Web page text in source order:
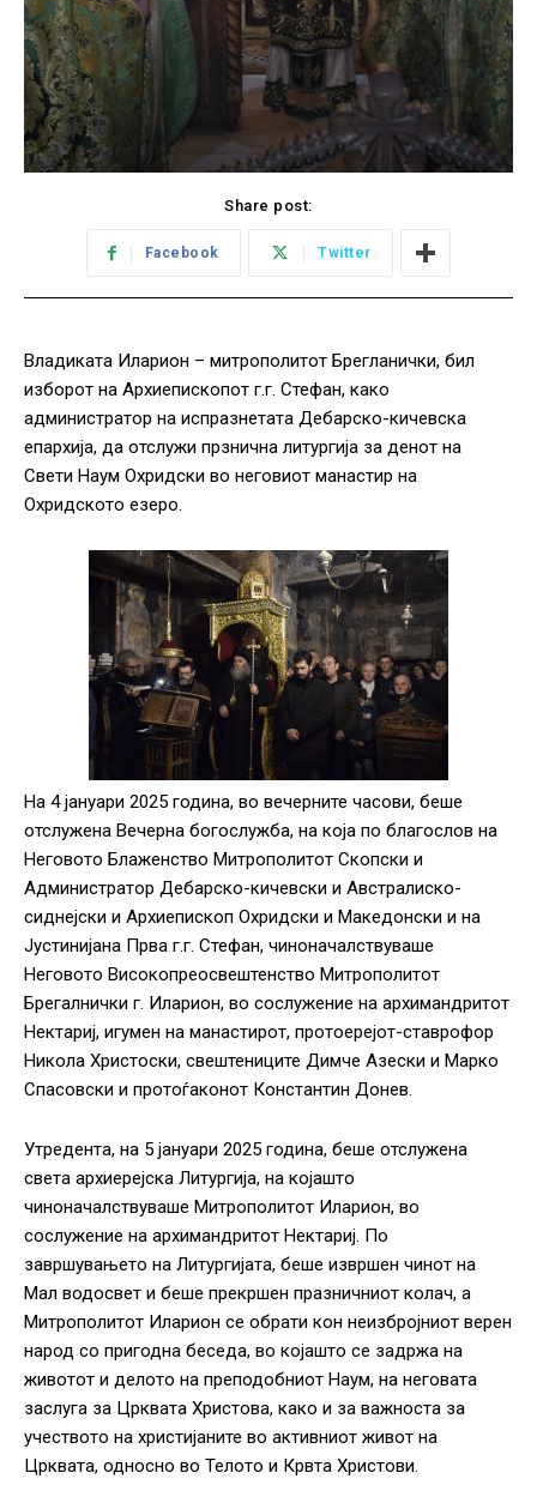
Share post:
Facebook Twitter
Владиката Иларион – митрополитот Брегланички, бил
изборот на Архиепископот г.г. Стефан, како
администратор на испразнетата Дебарско-кичевска
епархија, да отслужи прзнична литургија за денот на
Свети Наум Охридски во неговиот манастир на
Охридското езеро.
На 4 јануари 2025 година, во вечерните часови, беше
отслужена Вечерна богослужба, на која по благослов на
Неговото Блаженство Митрополитот Скопски и
Администратор Дебарско-кичевски и Австралиско-
сиднејски и Архиепископ Охридски и Македонски и на
Јустинијана Прва г.г. Стефан, чиноначалствуваше
Неговото Високопреосвештенство Митрополитот
Брегалнички г. Иларион, во сослужение на архимандритот
Нектариј, игумен на манастирот, протоерејот-ставрофор
Никола Христоски, свештениците Димче Азески и Марко
Спасовски и протоѓаконот Константин Донев.
Утредента, на 5 јануари 2025 година, беше отслужена
света архиерејска Литургија, на којашто
чиноначалствуваше Митрополитот Иларион, во
сослужение на архимандритот Нектариј. По
завршувањето на Литургијата, беше извршен чинот на
Мал водосвет и беше прекршен празничниот колач, а
Митрополитот Иларион се обрати кон неизбројниот верен
народ со пригодна беседа, во којашто се задржа на
животот и делото на преподобниот Наум, на неговата
заслуга за Црквата Христова, како и за важноста за
учеството на христијаните во активниот живот на
Црквата, односно во Телото и Крвта Христови.